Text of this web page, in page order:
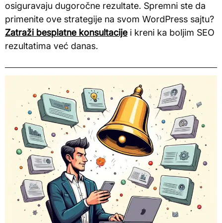
osiguravaju dugoročne rezultate. Spremni ste da
primenite ove strategije na svom WordPress sajtu?
Zatraži besplatne konsultacijei kreni ka boljim SEO
rezultatima već danas.